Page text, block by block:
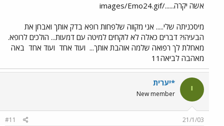
אשה יקרה....../images/Emo24.gif
מיסכניתה שלי..... אני מקווה שלפחות רופא בדק אותך ואבחן את
הבעיה!? דברים כאלה לא לוקחים למיטה עם דמעות... הולכים לרופא.
מאחלת לך רפואה שלמה אוהבת אותך... ועוד אחד ועוד אחד באה
מאהבה לביאה11
י *יערית
New member
21/1/03
#11